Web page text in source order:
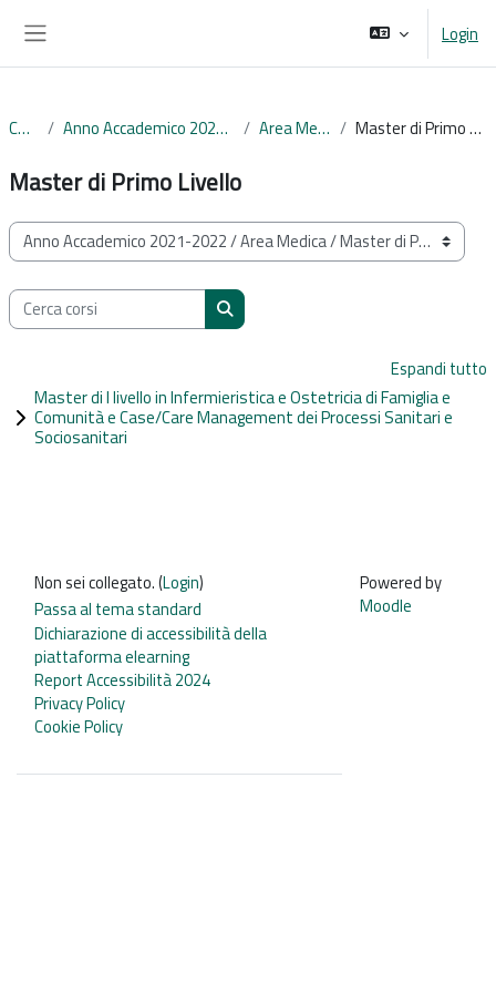
Login
Corsi Anno Accademico 2021-2022 Area Medica Master di Primo Livello
Master di Primo Livello
Categorie di corso
Cerca corsi
Cerca corsi
Espandi tutto
Master di I livello in Infermieristica e Ostetricia di Famiglia e
Comunità e Case/Care Management dei Processi Sanitari e
Sociosanitari
Non sei collegato. (Login)
Passa al tema standard
Dichiarazione di accessibilità della
piattaforma elearning
Report Accessibilità 2024
Privacy Policy
Cookie Policy
Powered by
Moodle